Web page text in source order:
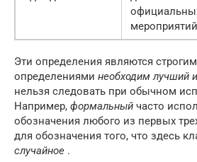
мероприятий
Эти определения являются
определениями необходим лучший
нельзя следовать при обычном
Например, формальный часто
обозначения любого из первых
для обозначения того, что здесь
случайное .